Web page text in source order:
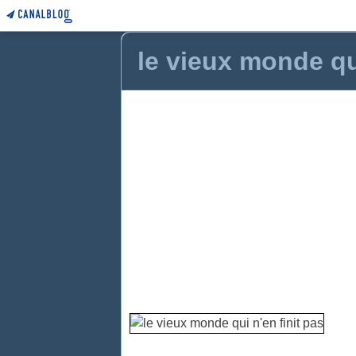
le vieux monde